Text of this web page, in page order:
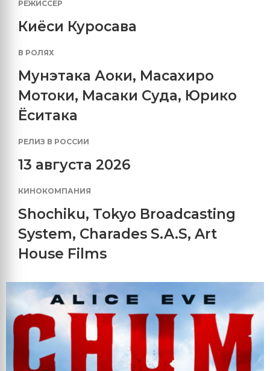
РЕЖИССЕР
Киёси Куросава
В РОЛЯХ
Мунэтака Аоки, Масахиро
Мотоки, Масаки Суда, Юрико
Ёситака
РЕЛИЗ В РОССИИ
13 августа 2026
КИНОКОМПАНИЯ
Shochiku, Tokyo Broadcasting
System, Charades S.A.S, Art
House Films